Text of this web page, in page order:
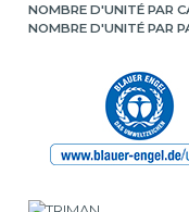
NOMBRE D'UNITÉ PAR
NOMBRE D'UNITÉ PAR